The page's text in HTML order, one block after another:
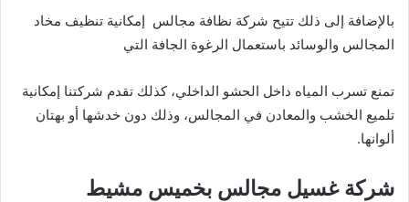
بالإضافة إلى ذلك تتيح شركة نظافة مجالس إمكانية تنظيف مخاد
المجالس والوسائد باستعمال الرغوة الجافة التي
تمنع تسرب المياه داخل الحشو الداخلي، كذلك تقدم شركتنا إمكانية
تلميع الخشب والمعادن في المجالس، وذلك دون خدشها أو بهتان
ألوانها.
شركة غسيل مجالس بخميس مشيط